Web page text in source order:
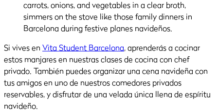
Si vives en Vita Student Barcelona, aprenderás a cocinar
estos manjares en nuestras clases de cocina con chef
privado. También puedes organizar una cena navideña con
tus amigos en uno de nuestros comedores privados
reservables, y disfrutar de una velada única llena de espíritu
navideño.